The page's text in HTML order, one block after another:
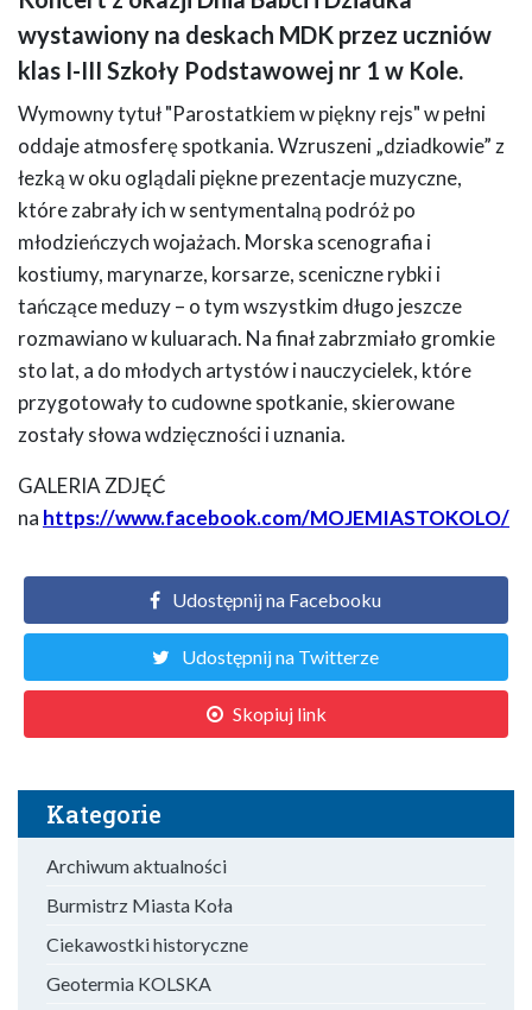
granatowymi kokardami, a chłopcy w białe koszule, w ciemnych spodniach
i marynarskich czapkach. W tle statek.
wystawiony na deskach MDK przez uczniów
klas I-III Szkoły Podstawowej nr 1 w Kole.
Wymowny tytuł "Parostatkiem w piękny rejs" w pełni
oddaje atmosferę spotkania. Wzruszeni „dziadkowie” z
łezką w oku oglądali piękne prezentacje muzyczne,
które zabrały ich w sentymentalną podróż po
młodzieńczych wojażach. Morska scenografia i
kostiumy, marynarze, korsarze, sceniczne rybki i
tańczące meduzy – o tym wszystkim długo jeszcze
rozmawiano w kuluarach. Na finał zabrzmiało gromkie
sto lat, a do młodych artystów i nauczycielek, które
przygotowały to cudowne spotkanie, skierowane
zostały słowa wdzięczności i uznania.
GALERIA ZDJĘĆ
na https://www.facebook.com/MOJEMIASTOKOLO/
Udostępnij na Facebooku
Udostępnij na Twitterze
Skopiuj link
Kategorie
Archiwum aktualności
Burmistrz Miasta Koła
Ciekawostki historyczne
Geotermia KOLSKA